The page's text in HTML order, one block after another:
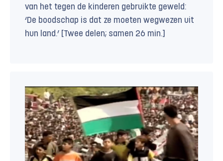
van het tegen de kinderen gebruikte geweld:
‘De boodschap is dat ze moeten wegwezen uit
hun land.’ [Twee delen; samen 26 min.]